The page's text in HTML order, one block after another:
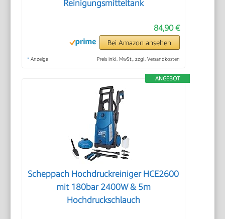
Reinigungsmitteltank
84,90 €
Bei Amazon ansehen
* Anzeige Preis inkl. MwSt., zzgl. Versandkosten
ANGEBOT
Scheppach Hochdruckreiniger HCE2600
mit 180bar 2400W & 5m
Hochdruckschlauch